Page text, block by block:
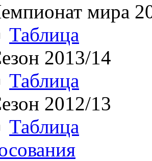
мира
Таблица
2013/14
Таблица
2012/13
Таблица